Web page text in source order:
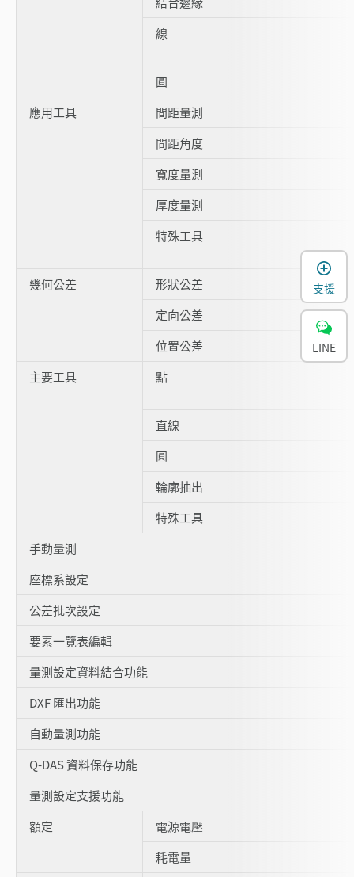
線
圓
應用工具
間距量測
間距角度
寬度量測
厚度量測
特殊工具
幾何公差
形狀公差
定向公差
位置公差
主要工具
點
直線
圓
輪廓抽出
特殊工具
手動量測
座標系設定
公差批次設定
要素一覽表編輯
量測設定資料結合功能
DXF 匯出功能
自動量測功能
Q-DAS 資料保存功能
量測設定支援功能
額定
電源電壓
耗電量
支援
LINE